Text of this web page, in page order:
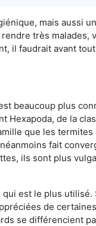
mais aussi
très malades,
il faudrait avant
beaucoup plus
Hexapoda, de la
que les
fait
ils sont plus
est le plus
de
se différencient